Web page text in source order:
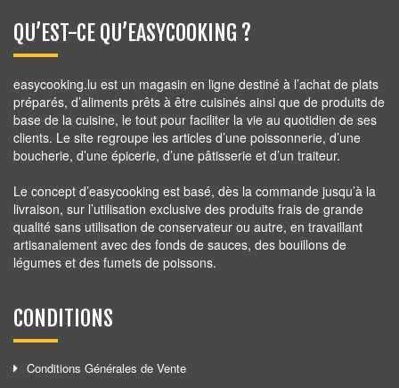
QU’EST-CE QU’EASYCOOKING ?
easycooking.lu est un magasin en ligne destiné à l’achat de plats
préparés, d’aliments prêts à être cuisinés ainsi que de produits de
base de la cuisine, le tout pour faciliter la vie au quotidien de ses
clients. Le site regroupe les articles d’une poissonnerie, d’une
boucherie, d’une épicerie, d’une pâtisserie et d’un traiteur.
Le concept d’easycooking est basé, dès la commande jusqu’à la
livraison, sur l’utilisation exclusive des produits frais de grande
qualité sans utilisation de conservateur ou autre, en travaillant
artisanalement avec des fonds de sauces, des bouillons de
légumes et des fumets de poissons.
CONDITIONS
Conditions Générales de Vente